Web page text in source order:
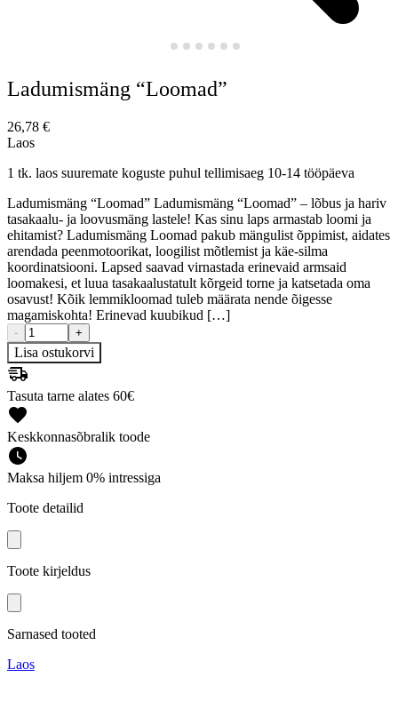
Ladumismäng “Loomad”
26,78 €
Laos
1 tk. laos suuremate koguste puhul tellimisaeg 10-14 tööpäeva
Ladumismäng “Loomad” Ladumismäng “Loomad” – lõbus ja hariv
tasakaalu- ja loovusmäng lastele! Kas sinu laps armastab loomi ja
ehitamist? Ladumismäng Loomad pakub mängulist õppimist, aidates
arendada peenmotoorikat, loogilist mõtlemist ja käe-silma
koordinatsiooni. Lapsed saavad virnastada erinevaid armsaid
loomakesi, et luua tasakaalustatult kõrgeid torne ja katsetada oma
osavust! Kõik lemmikloomad tuleb määrata nende õigesse
magamiskohta! Erinevad kuubikud […]
- +
Lisa ostukorvi
Tasuta tarne alates 60€
Keskkonnasõbralik toode
Maksa hiljem 0% intressiga
Toote detailid
Toote kirjeldus
Sarnased tooted
Laos